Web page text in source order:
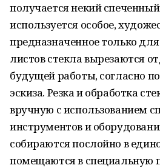
получается некий
используется особое,
предназначенное только
листов стекла вырезаются
будущей работы, согласно
эскиза. Резка и обработка
вручную с использованием
инструментов и
собираются послойно в
помещаются в специальную